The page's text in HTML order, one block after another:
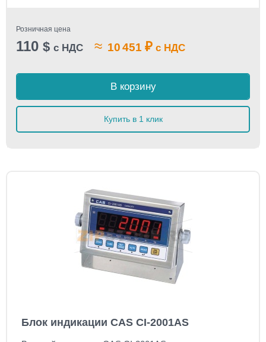
Розничная цена
110 $ с НДС ≈ 10 451 ₽ с НДС
В корзину
Купить в 1 клик
Блок индикации CAS CI-2001AS